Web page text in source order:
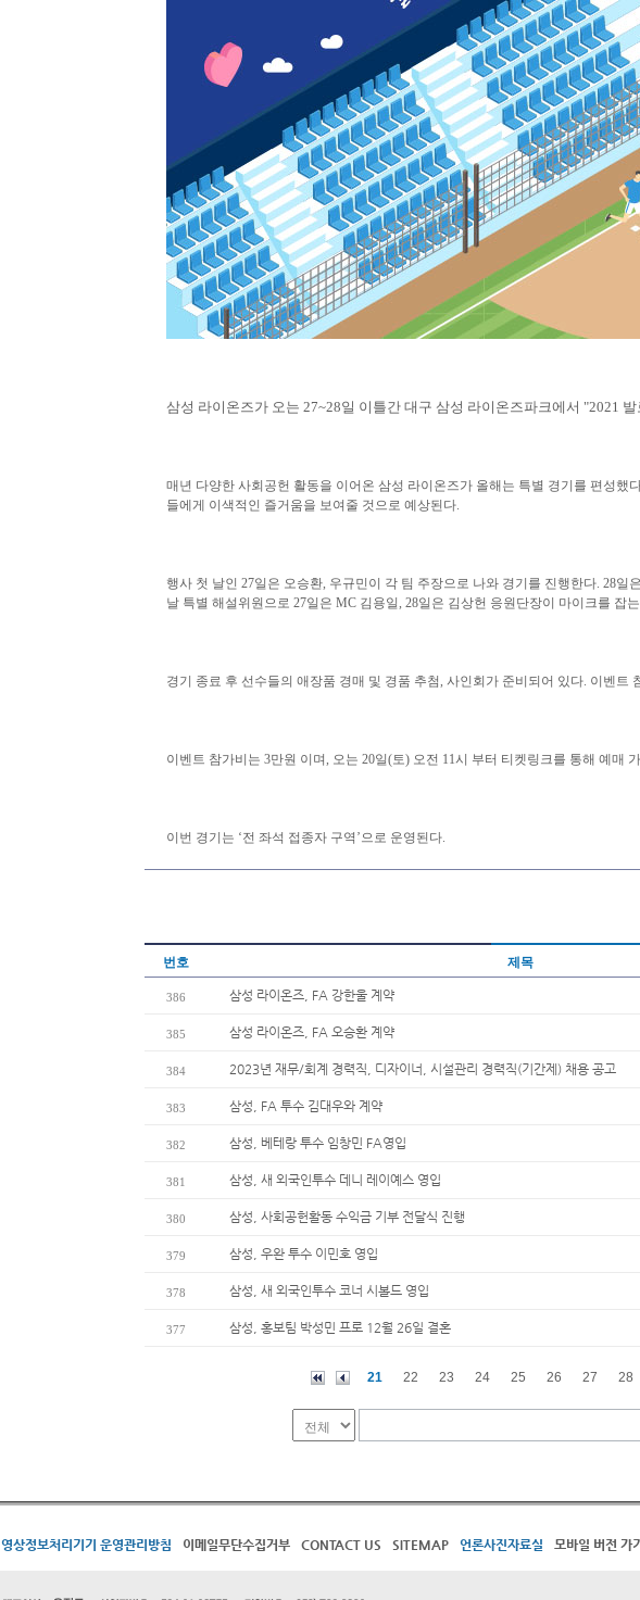
삼성 라이온즈가 오는 27~28일 이틀간 대구 삼성 라이온즈파크에서 "2021
매년 다양한 사회공헌 활동을 이어온 삼성 라이온즈가 올해는 특별 경기를 편성했
들에게 이색적인 즐거움을 보여줄 것으로 예상된다.
행사 첫 날인 27일은 오승환, 우규민이 각 팀 주장으로 나와 경기를 진행한다. 28일
날 특별 해설위원으로 27일은 MC 김용일, 28일은 김상헌 응원단장이 마이크를 잡
경기 종료 후 선수들의 애장품 경매 및 경품 추첨, 사인회가 준비되어 있다. 이벤트
이벤트 참가비는 3만원 이며, 오는 20일(토) 오전 11시 부터 티켓링크를 통해 예매
이번 경기는 ‘전 좌석 접종자 구역’으로 운영된다.
번호 제목
386 삼성 라이온즈, FA 강한울 계약
385 삼성 라이온즈, FA 오승환 계약
384 2023년 재무/회계 경력직, 디자이너, 시설관리 경력직(기간제) 채용 공고
383 삼성, FA 투수 김대우와 계약
382 삼성, 베테랑 투수 임창민 FA영입
381 삼성, 새 외국인투수 데니 레이예스 영입
380 삼성, 사회공헌활동 수익금 기부 전달식 진행
379 삼성, 우완 투수 이민호 영입
378 삼성, 새 외국인투수 코너 시볼드 영입
377 삼성, 홍보팀 박성민 프로 12월 26일 결혼
21 22 23 24 25 26 27 28
영상정보처리기기 운영관리방침 이메일무단수집거부 CONTACT US SITEMAP 언론사진자료실 모바일 버전 가기